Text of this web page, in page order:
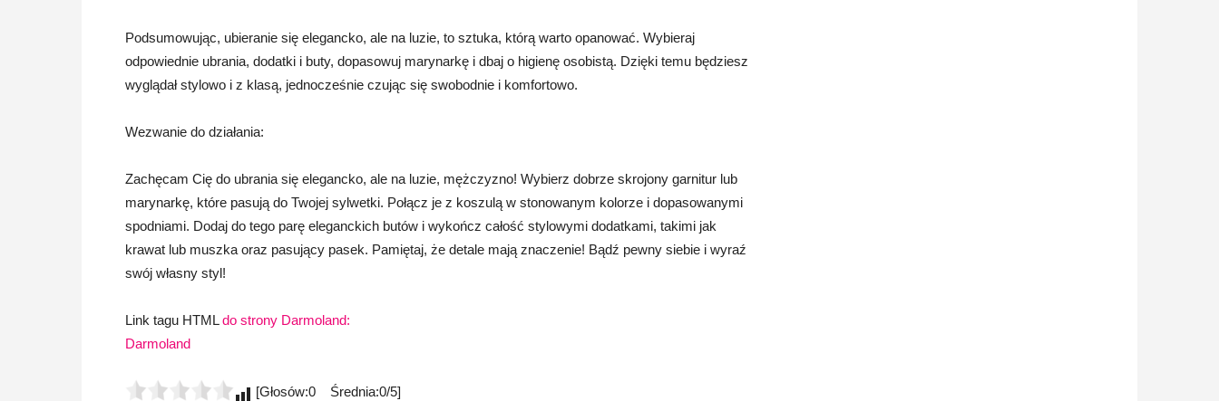
Podsumowując, ubieranie się elegancko, ale na luzie, to sztuka, którą warto opanować. Wybieraj
odpowiednie ubrania, dodatki i buty, dopasowuj marynarkę i dbaj o higienę osobistą. Dzięki temu będziesz
wyglądał stylowo i z klasą, jednocześnie czując się swobodnie i komfortowo.
Wezwanie do działania:
Zachęcam Cię do ubrania się elegancko, ale na luzie, mężczyzno! Wybierz dobrze skrojony garnitur lub
marynarkę, które pasują do Twojej sylwetki. Połącz je z koszulą w stonowanym kolorze i dopasowanymi
spodniami. Dodaj do tego parę eleganckich butów i wykończ całość stylowymi dodatkami, takimi jak
krawat lub muszka oraz pasujący pasek. Pamiętaj, że detale mają znaczenie! Bądź pewny siebie i wyraź
swój własny styl!
Link tagu HTMLdo strony Darmoland:
Darmoland
[Głosów:0 Średnia:0/5]